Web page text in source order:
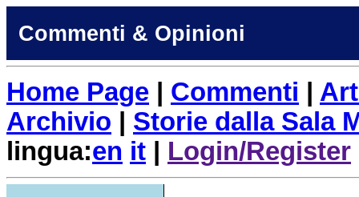
Commenti & Opinioni
Home Page Commenti
Archivio
Storie dalla Sala
lingua:en it Login/Register